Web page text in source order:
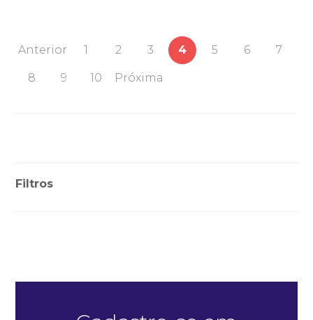
Anterior 1 2 3 4 5 6 7
8 9 10 Próxima
Filtros